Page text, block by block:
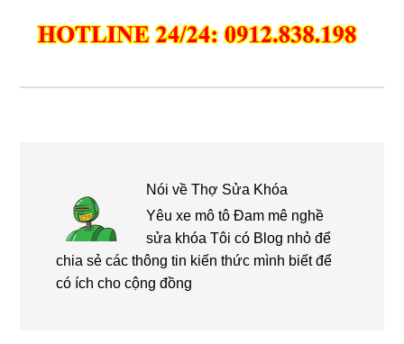
Nói vềThợ Sửa Khóa
Yêu xe mô tô Đam mê nghề
sửa khóa Tôi có Blog nhỏ để
chia sẻ các thông tin kiến thức mình biết để
có ích cho cộng đồng